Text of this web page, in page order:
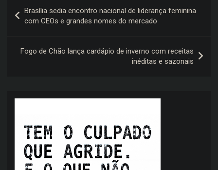
de
Brasília sedia encontro nacional de liderança feminina
com CEOs e grandes nomes do mercado
Fogo de Chão lança cardápio de inverno com receitas
inéditas e sazonais